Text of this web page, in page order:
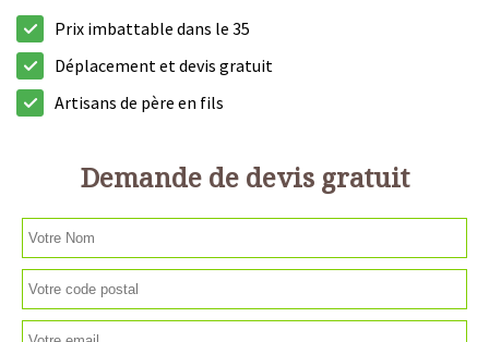
Prix imbattable dans le 35
Déplacement et devis gratuit
Artisans de père en fils
Demande de devis gratuit